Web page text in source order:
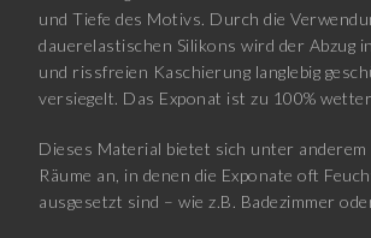
und Tiefe des Motivs. Durch die
dauerelastischen Silikons wird der Abzug
und rissfreien Kaschierung langlebig
versiegelt. Das Exponat ist zu 100%
Dieses Material bietet sich unter anderem
Räume an, in denen die Exponate oft
ausgesetzt sind – wie z.B. Badezimmer